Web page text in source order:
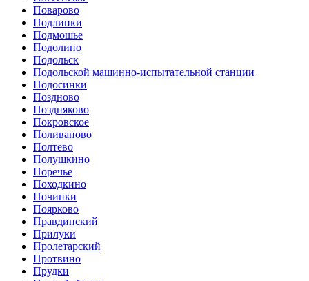
Поварово
Подлипки
Подмошье
Подолино
Подольск
Подольской машинно-испытательной станции
Подосинки
Поздново
Поздняково
Покровское
Поливаново
Полтево
Полушкино
Поречье
Походкино
Починки
Поярково
Правдинский
Прилуки
Пролетарский
Протвино
Прудки